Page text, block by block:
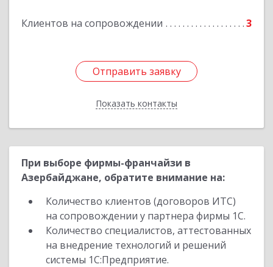
Клиентов на сопровождении 3
Отправить заявку
Показать контакты
Отправить заявку
Назад
При выборе фирмы-франчайзи в
Азербайджане, обратите внимание на:
Количество клиентов (договоров ИТС)
на сопровождении у партнера фирмы 1С.
Количество специалистов, аттестованных
на внедрение технологий и решений
системы 1С:Предприятие.